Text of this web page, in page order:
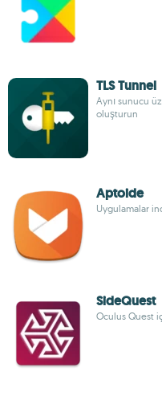
TLS Tunnel
Aynı sunucu
oluşturun
Aptoide
Uygulamalar
SideQuest
Oculus Quest